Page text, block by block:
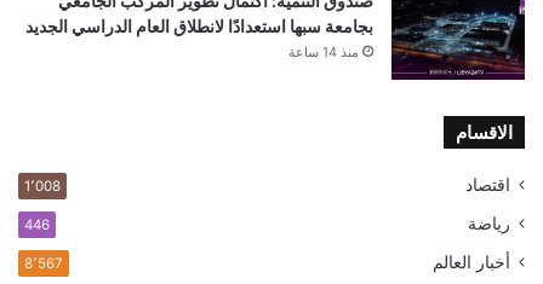
بجامعة سبها استعدادًا لانطلاق العام الدراسي الجديد
منذ 14 ساعة
الاقسام
اقتصاد 1٬008
رياضة 446
أخبار العالم 8٬567